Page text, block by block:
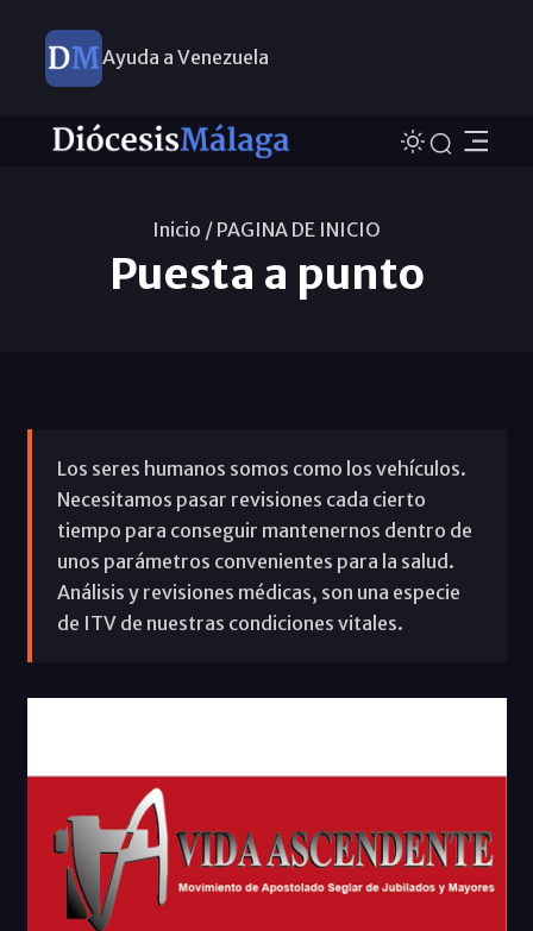
Ayuda a Venezuela
Inicio / PAGINA DE INICIO
Puesta a punto
Los seres humanos somos como los vehículos.
Necesitamos pasar revisiones cada cierto
tiempo para conseguir mantenernos dentro de
unos parámetros convenientes para la salud.
Análisis y revisiones médicas, son una especie
de ITV de nuestras condiciones vitales.